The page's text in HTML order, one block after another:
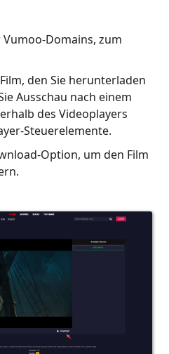
Vumoo-Domains, zum
den Sie herunterladen
Ausschau nach einem
des Videoplayers
Steuerelemente.
Option, um den Film